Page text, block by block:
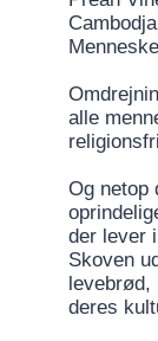
alle
Og netop
der lever
Skoven
levebrød,
deres